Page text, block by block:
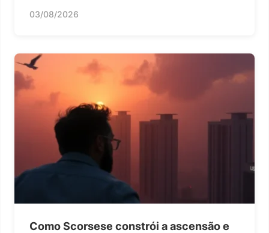
03/08/2026
Como Scorsese constrói a ascensão e